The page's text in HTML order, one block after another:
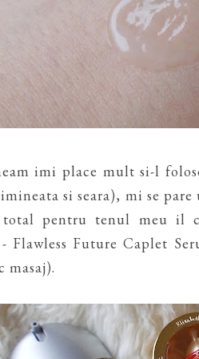
imi place mult si-l
si seara), mi se
total pentru tenul meu il
Flawless Future Caplet
masaj).